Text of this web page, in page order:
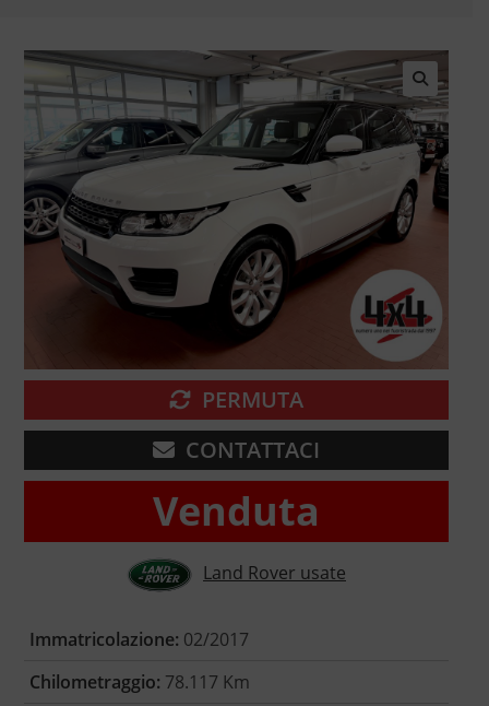
🔍
PERMUTA
CONTATTACI
Venduta
Land Rover usate
Immatricolazione: 02/2017
Chilometraggio: 78.117 Km